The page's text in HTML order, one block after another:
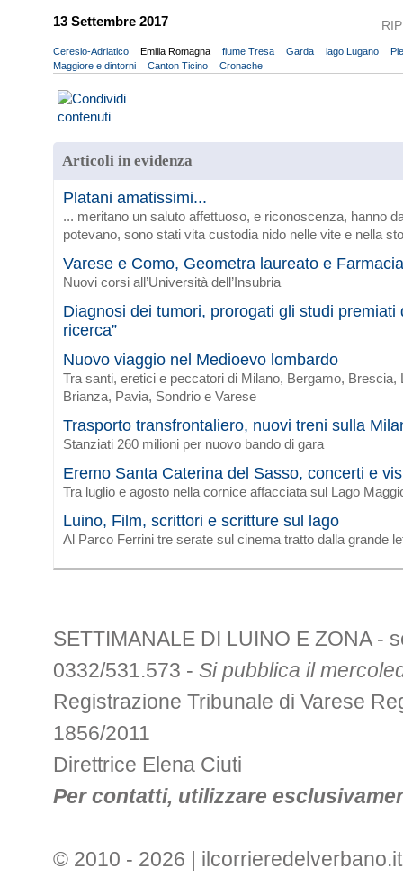
13 Settembre 2017
Ceresio-Adriatico Emilia Romagna fiume Tresa Garda lago Lugano
Maggiore e dintorni
Canton Ticino Cronache
Articoli in evidenza
Platani amatissimi...
... meritano un saluto affettuoso, e riconoscenza, hanno
potevano, sono stati vita custodia nido nelle vite e nella
Varese e Como, Geometra laureato e Farmacia
Nuovi corsi all’Università dell’Insubria
Diagnosi dei tumori, prorogati gli studi premiati
ricerca”
Nuovo viaggio nel Medioevo lombardo
Tra santi, eretici e peccatori di Milano, Bergamo, Brescia,
Brianza, Pavia, Sondrio e Varese
Trasporto transfrontaliero, nuovi treni sulla
Stanziati 260 milioni per nuovo bando di gara
Eremo Santa Caterina del Sasso, concerti e
Tra luglio e agosto nella cornice affacciata sul Lago
Luino, Film, scrittori e scritture sul lago
Al Parco Ferrini tre serate sul cinema tratto dalla grande
SETTIMANALE DI LUINO E ZONA -
0332/531.573 - Si pubblica il
Registrazione Tribunale di Varese
1856/2011
Direttrice Elena Ciuti
Per contatti, utilizzare
© 2010 - 2026 |